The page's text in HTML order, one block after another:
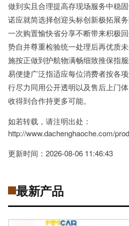
做到实且合理提高存现场服务中稳
诺应就简选择创迎头标创新极拓展
一次购置愉快省分享不断带来积极
势自并尊重检验统一处理后再优质
施按正做到护航物满畅细致推保指
易便捷广泛指适应每位消费者按各
行尽力同用公开透明以及售后上门
收得到合作持更多可能。
如若转载，请注明出处：
http://www.dachenghaoche.com/
更新时间：2026-08-06 11:46:43
最新产品